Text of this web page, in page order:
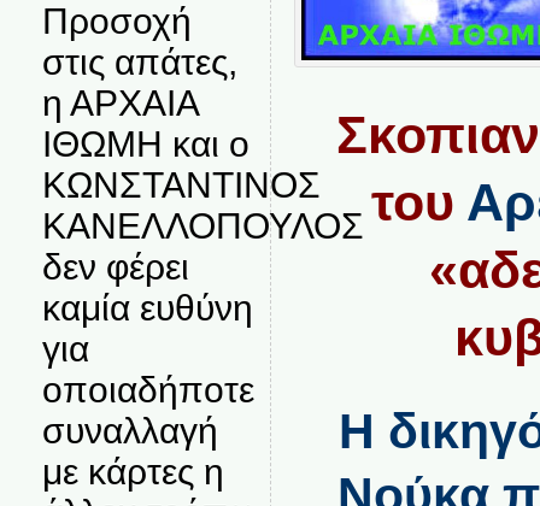
Προσοχή
στις απάτες,
η ΑΡΧΑΙΑ
ΙΘΩΜΗ και ο
ΚΩΝΣΤΑΝΤΙΝΟΣ
ΚΑΝΕΛΛΟΠΟΥΛΟΣ
δεν φέρει
καμία ευθύνη
για
οποιαδήποτε
συναλλαγή
με κάρτες η
του
Η